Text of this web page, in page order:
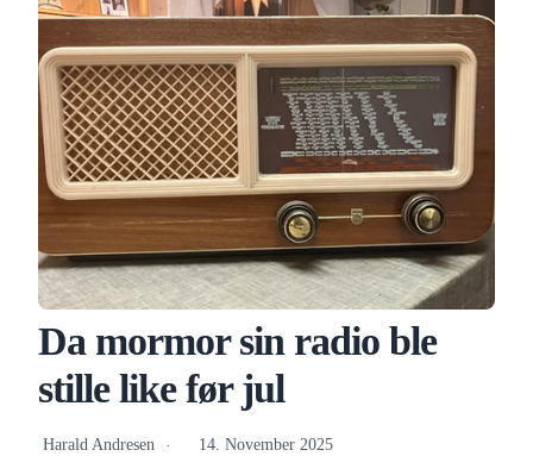
Da mormor sin radio ble
stille like før jul
Harald Andresen 14. November 2025